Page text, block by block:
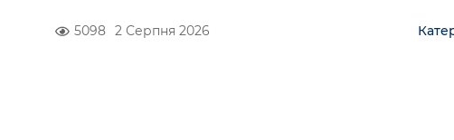
5098 2 Серпня 2026